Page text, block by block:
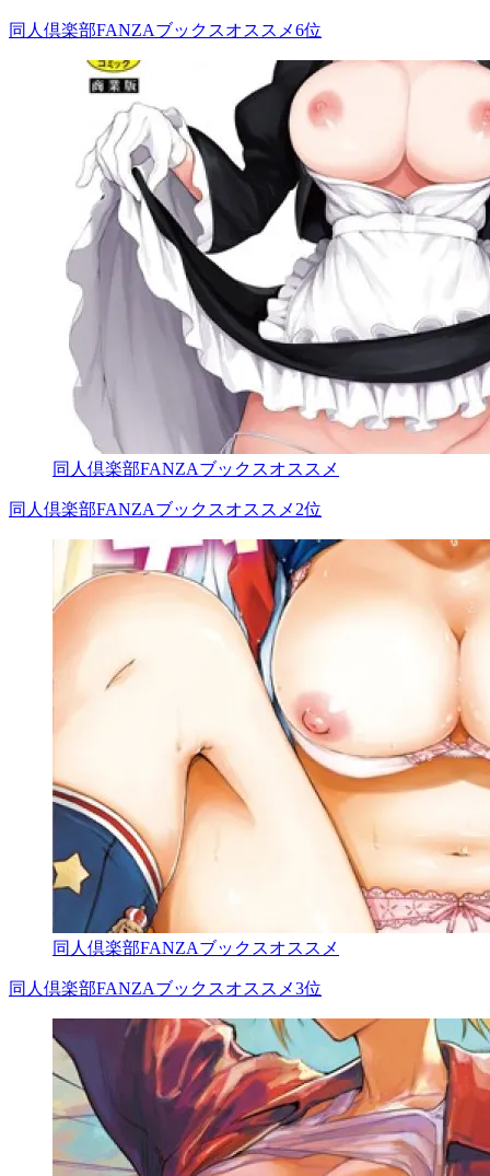
同人倶楽部FANZAブックスオススメ6位
同人倶楽部FANZAブックスオススメ
同人倶楽部FANZAブックスオススメ2位
同人倶楽部FANZAブックスオススメ
同人倶楽部FANZAブックスオススメ3位